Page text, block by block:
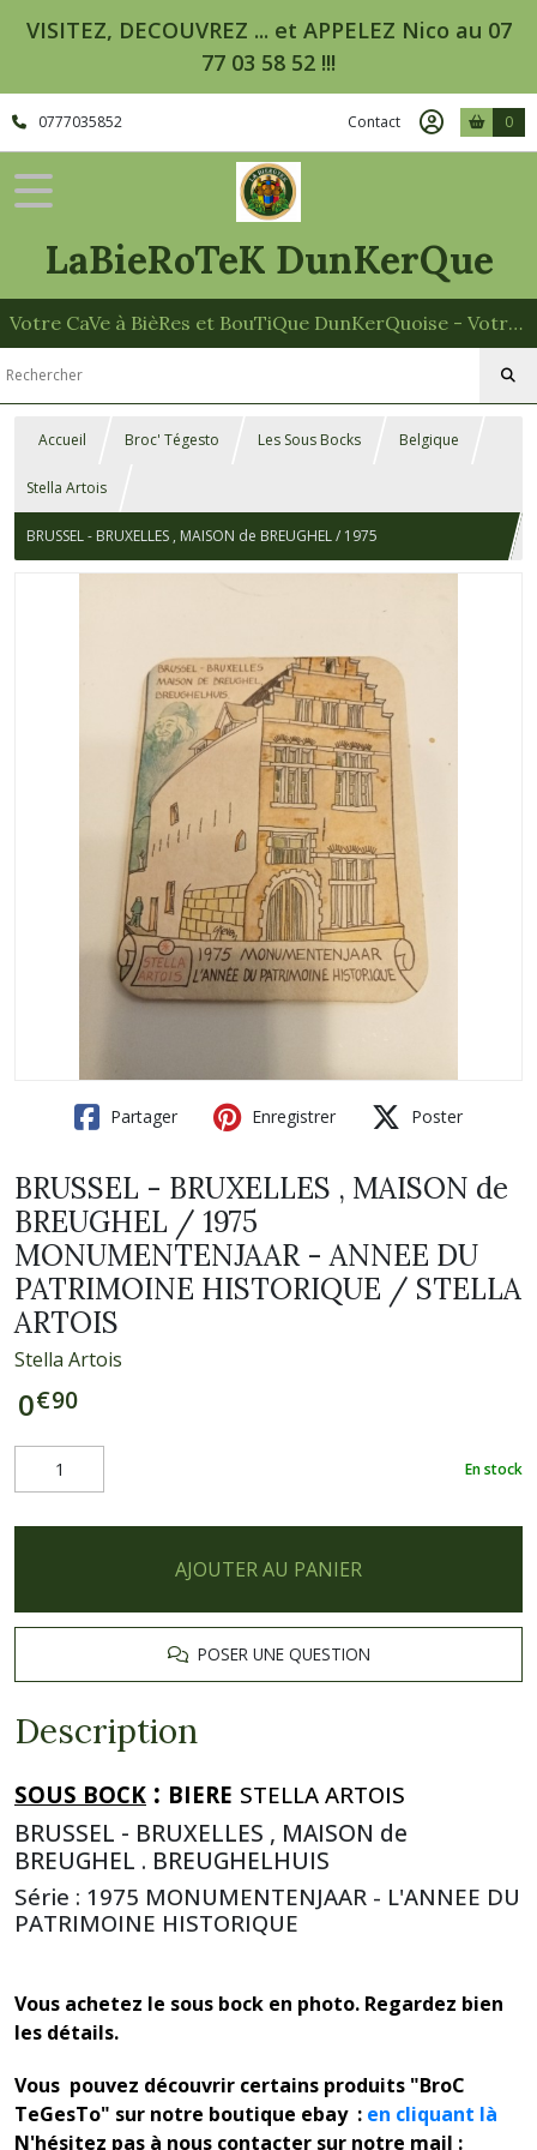
VISITEZ, DECOUVREZ ... et APPELEZ Nico au 07
77 03 58 52 !!!
0777035852 Contact 0
LaBieRoTeK DunKerQue
Votre CaVe à BièRes et BouTiQue DunKerQuoise - Votre Spécialiste des Paniers Garnis
Accueil Broc' Tégesto Les Sous Bocks Belgique
Stella Artois
BRUSSEL - BRUXELLES , MAISON de BREUGHEL / 1975
Partager Enregistrer Poster
BRUSSEL - BRUXELLES , MAISON de
BREUGHEL / 1975
MONUMENTENJAAR - ANNEE DU
PATRIMOINE HISTORIQUE / STELLA
ARTOIS
Stella Artois
0€90
En stock
AJOUTER AU PANIER
POSER UNE QUESTION
Description
SOUS BOCK : BIERE STELLA ARTOIS
BRUSSEL - BRUXELLES , MAISON de
BREUGHEL . BREUGHELHUIS
Série : 1975 MONUMENTENJAAR - L'ANNEE DU
PATRIMOINE HISTORIQUE
Vous achetez le sous bock en photo. Regardez bien
les détails.
Vous pouvez découvrir certains produits "BroC
TeGesTo" sur notre boutique ebay : en cliquant là
N'hésitez pas à nous contacter sur notre mail :